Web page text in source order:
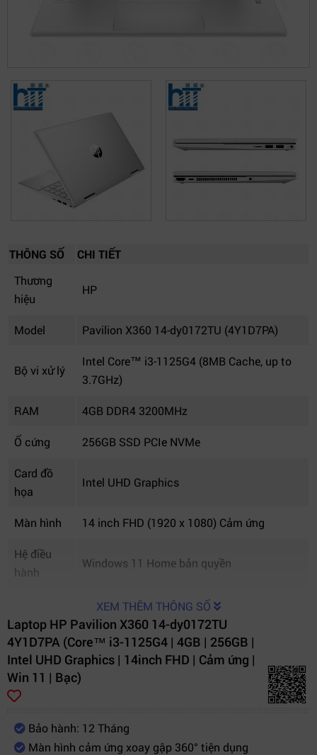
THÔNG SỐ
CHI TIẾT
Thương
hiệu
HP
Model Pavilion X360 14-dy0172TU (4Y1D7PA)
Bộ vi xử lý
Intel Core™ i3-1125G4 (8MB Cache, up to
3.7GHz)
RAM 4GB DDR4 3200MHz
Ổ cứng 256GB SSD PCIe NVMe
Card đồ
họa
Intel UHD Graphics
Màn hình 14 inch FHD (1920 x 1080) Cảm ứng
Hệ điều
hành
Windows 11 Home bản quyền
lượng
Khoảng 1.52 kg
Màu sắc Bạc sang trọng
Pin
nối
nhớ SD
XEM THÊM THÔNG SỐ
Laptop HP Pavilion X360 14-dy0172TU
4Y1D7PA (Core™ i3-1125G4 | 4GB | 256GB |
Intel UHD Graphics | 14inch FHD | Cảm ứng |
Win 11 | Bạc)
Bảo hành: 12 Tháng
Màn hình cảm ứng xoay gập 360° tiện dụng